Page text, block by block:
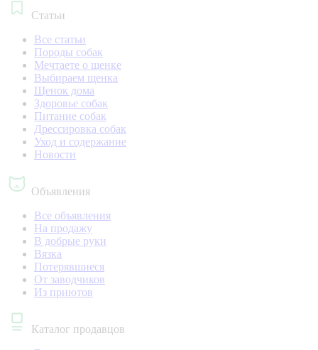
Статьи
Все статьи
Породы собак
Мечтаете о щенке
Выбираем щенка
Щенок дома
Здоровье собак
Питание собак
Дрессировка собак
Уход и содержание
Новости
Объявления
Все объявления
На продажу
В добрые руки
Вязка
Потерявшиеся
От заводчиков
Из приютов
Каталог продавцов